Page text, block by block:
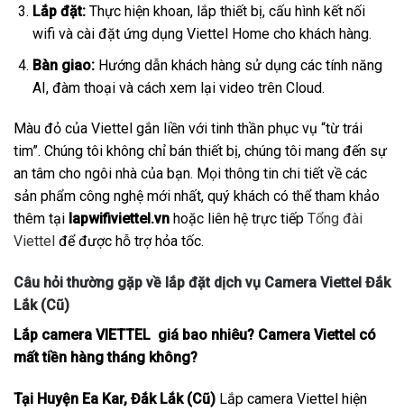
Lắp đặt:Thực hiện khoan, lắp thiết bị, cấu hình kết nối
wifi và cài đặt ứng dụng Viettel Home cho khách hàng.
Bàn giao:Hướng dẫn khách hàng sử dụng các tính năng
AI, đàm thoại và cách xem lại video trên Cloud.
Màu đỏ của Viettel gắn liền với tinh thần phục vụ “từ trái
tim”. Chúng tôi không chỉ bán thiết bị, chúng tôi mang đến sự
an tâm cho ngôi nhà của bạn. Mọi thông tin chi tiết về các
sản phẩm công nghệ mới nhất, quý khách có thể tham khảo
thêm tại lapwifiviettel.vn hoặc liên hệ trực tiếp Tổng đài
Viettel để được hỗ trợ hỏa tốc.
Câu hỏi thường gặp về lắp đặt dịch vụ Camera Viettel Đắk
Lắk (Cũ)
Lắp camera VIETTEL giá bao nhiêu? Camera Viettel có
mất tiền hàng tháng không?
Tại Huyện Ea Kar, Đắk Lắk (Cũ) Lắp camera Viettel hiện